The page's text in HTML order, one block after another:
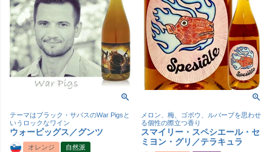
テーマはブラック・サバスのWar Pigsと
いうロックなワイン
ウォーピッグス／グンツ
オレンジ
自然派
メロン、梅、ゴボウ、ルバーブを思わせ
る個性の際立つ香り
スマイリー・スペシエール・セ
ミヨン・グリ／テラキュラ